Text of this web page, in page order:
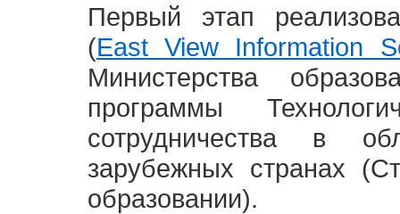
Первый этап
(East View Information
Министерства
программы
сотрудничества в
зарубежных странах
образовании).